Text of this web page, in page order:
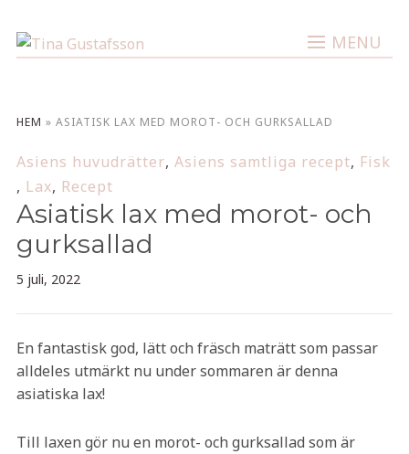
MENU
HEM » ASIATISK LAX MED MOROT- OCH GURKSALLAD
Asiens huvudrätter, Asiens samtliga recept, Fisk
, Lax, Recept
Asiatisk lax med morot- och
gurksallad
5 juli, 2022
En fantastisk god, lätt och fräsch maträtt som passar
alldeles utmärkt nu under sommaren är denna
asiatiska lax!
Till laxen gör nu en morot- och gurksallad som är